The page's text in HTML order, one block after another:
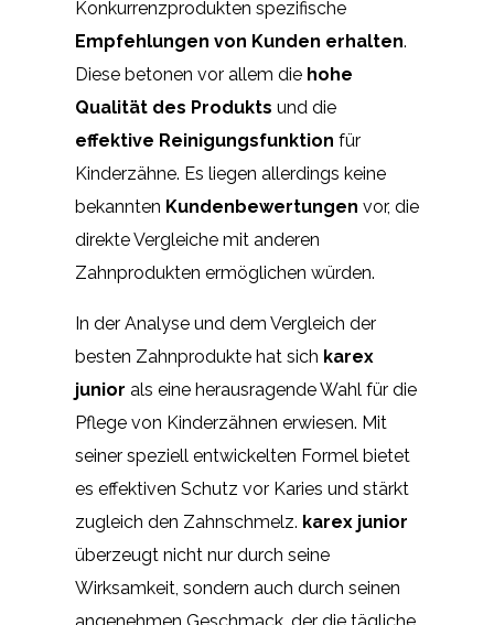
Konkurrenzprodukten spezifische
Empfehlungen von Kunden erhalten.
Diese betonen vor allem die hohe
Qualität des Produkts und die
effektive Reinigungsfunktion für
Kinderzähne. Es liegen allerdings keine
bekannten Kundenbewertungen vor, die
direkte Vergleiche mit anderen
Zahnprodukten ermöglichen würden.
In der Analyse und dem Vergleich der
besten Zahnprodukte hat sich karex
junior als eine herausragende Wahl für die
Pflege von Kinderzähnen erwiesen. Mit
seiner speziell entwickelten Formel bietet
es effektiven Schutz vor Karies und stärkt
zugleich den Zahnschmelz. karex junior
überzeugt nicht nur durch seine
Wirksamkeit, sondern auch durch seinen